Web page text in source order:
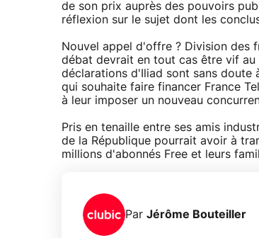
de son prix auprès des pouvoirs
réflexion sur le sujet dont les
Nouvel appel d'offre ? Division des
débat devrait en tout cas être vif au
déclarations d'Iliad sont sans doute
qui souhaite faire financer France
à leur imposer un nouveau
Pris en tenaille entre ses amis
de la République pourrait avoir à
millions d'abonnés Free et leurs
Par Jérôme Bouteiller